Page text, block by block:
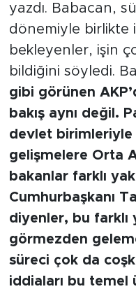
yazdı. Babacan,
dönemiyle birlikte
bekleyenler, işin
bildiğini söyledi.
gibi görünen
bakış aynı değil.
devlet birimleriyle
gelişmelere Orta
bakanlar farklı
Cumhurbaşkanı
diyenler, bu farklı
görmezden
süreci çok da
iddiaları bu temel